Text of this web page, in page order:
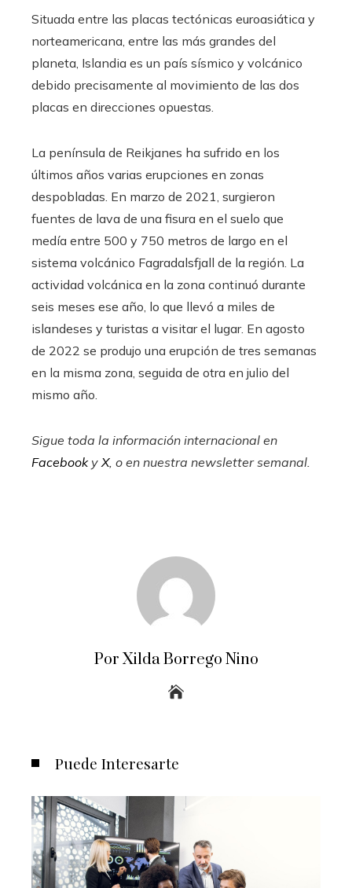
Situada entre las placas tectónicas euroasiática y
norteamericana, entre las más grandes del
planeta, Islandia es un país sísmico y volcánico
debido precisamente al movimiento de las dos
placas en direcciones opuestas.
La península de Reikjanes ha sufrido en los
últimos años varias erupciones en zonas
despobladas. En marzo de 2021, surgieron
fuentes de lava de una fisura en el suelo que
medía entre 500 y 750 metros de largo en el
sistema volcánico Fagradalsfjall de la región. La
actividad volcánica en la zona continuó durante
seis meses ese año, lo que llevó a miles de
islandeses y turistas a visitar el lugar. En agosto
de 2022 se produjo una erupción de tres semanas
en la misma zona, seguida de otra en julio del
mismo año.
Sigue toda la información internacional en
Facebooky X, o en nuestra newsletter semanal
Por Xilda Borrego Nino
Puede Interesarte